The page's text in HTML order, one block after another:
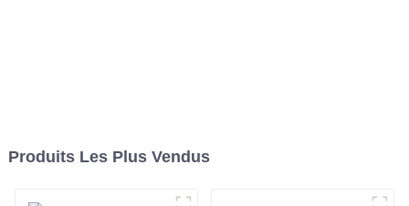
Produits Les Plus Vendus